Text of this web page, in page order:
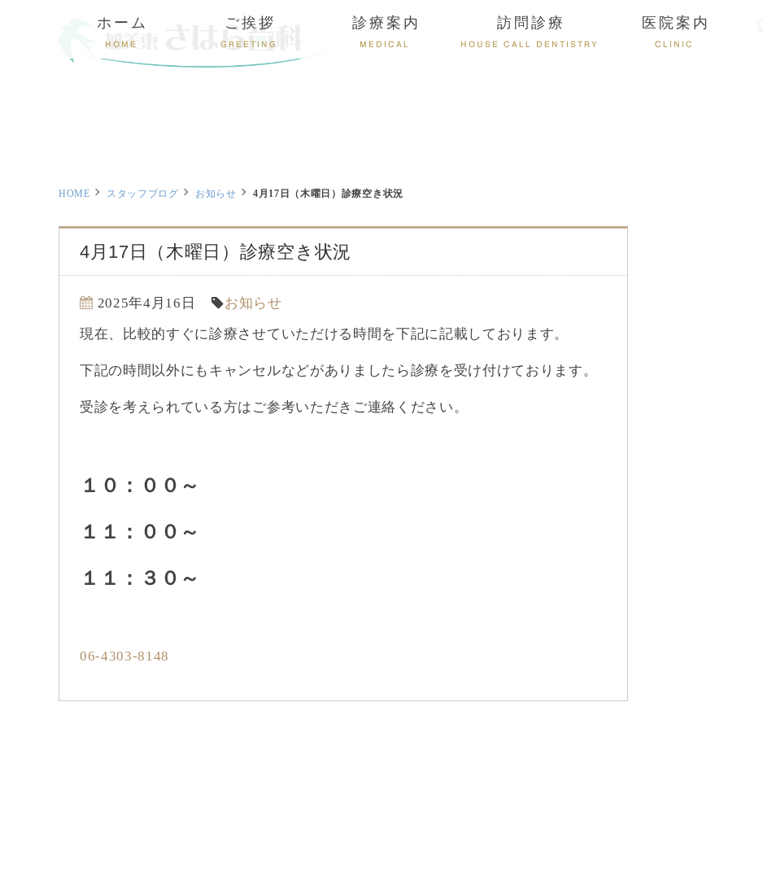
ホーム
HOME
ご挨拶
GREETING
診療案内
MEDICAL
訪問診療
HOUSE CALL DENTISTRY
医院案内
CLINIC
HOME スタッフブログ お知らせ 4月17日（木曜日）診療空き状況
4月17日（木曜日）診療空き状況
2025年4月16日
お知らせ
現在、比較的すぐに診療させていただける時間を下記に記載しております。
下記の時間以外にもキャンセルなどがありましたら診療を受け付けております。
受診を考えられている方はご参考いただきご連絡ください。
１０：００～
１１：００～
１１：３０～
06-4303-8148